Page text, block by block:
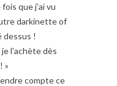
que j’ai vu
darkinette of
dessus !
l’achète dès
»
compte ce